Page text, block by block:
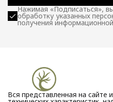
Нажимая «Подписаться»,
обработку указанных
получения
Вся представленная на